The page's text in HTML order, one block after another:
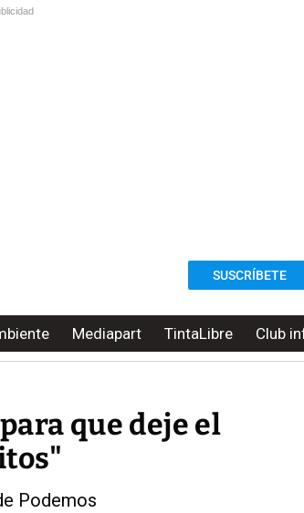
SUSCRÍBETE
Mediapart TintaLibre Club
que deje el
Podemos